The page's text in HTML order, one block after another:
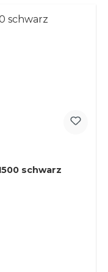
1500 schwarz